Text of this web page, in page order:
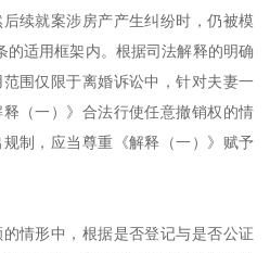
后续就案涉房产产生纠纷时，仍被模
的适用框架内。根据司法解释的明确
围仅限于离婚诉讼中，针对夫妻一
（一）》合法行使任意撤销权的情
制，应当尊重《解释（一）》赋予
情形中，根据是否登记与是否公证